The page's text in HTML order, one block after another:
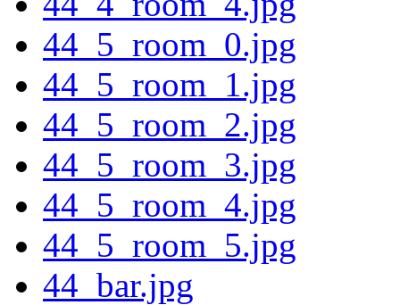
44_5_room_0.jpg
44_5_room_1.jpg
44_5_room_2.jpg
44_5_room_3.jpg
44_5_room_4.jpg
44_5_room_5.jpg
44_bar.jpg